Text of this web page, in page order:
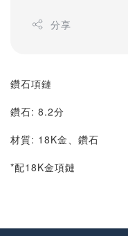
分享
鑽石項鏈
鑽石: 8.2分
材質: 18K金、鑽石
*配18K金項鏈